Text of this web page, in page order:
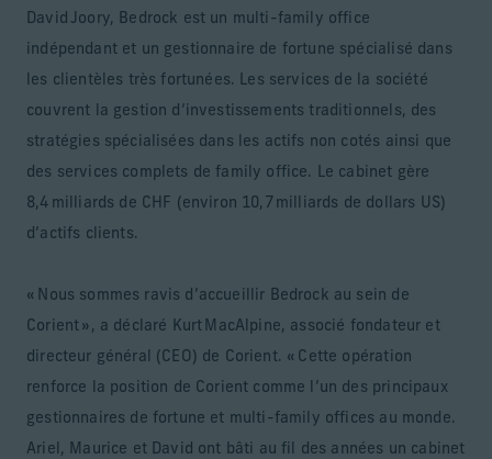
David Joory, Bedrock est un multi-family office
indépendant et un gestionnaire de fortune spécialisé dans
les clientèles très fortunées. Les services de la société
couvrent la gestion d’investissements traditionnels, des
stratégies spécialisées dans les actifs non cotés ainsi que
des services complets de family office. Le cabinet gère
8,4 milliards de CHF (environ 10,7 milliards de dollars US)
d’actifs clients.
« Nous sommes ravis d’accueillir Bedrock au sein de
Corient », a déclaré Kurt MacAlpine, associé fondateur et
directeur général (CEO) de Corient. « Cette opération
renforce la position de Corient comme l’un des principaux
gestionnaires de fortune et multi-family offices au monde.
Ariel, Maurice et David ont bâti au fil des années un cabinet